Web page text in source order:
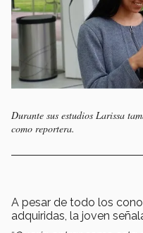
Durante sus estudios Larissa
como reportera.
A pesar de todo los
adquiridas, la joven